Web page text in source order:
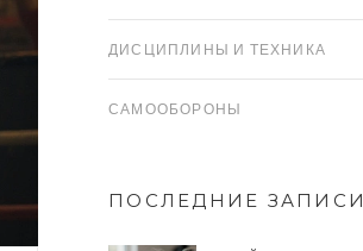
ДИСЦИПЛИНЫ И ТЕХНИКА
САМООБОРОНЫ
ПОСЛЕДНИЕ ЗАПИСИ